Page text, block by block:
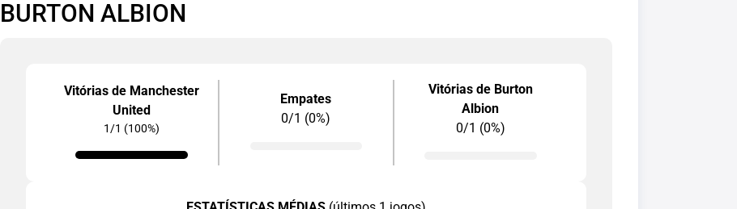
BURTON ALBION
Vitórias de Manchester
United
1/1 (100%)
Empates
0/1 (0%)
Vitórias de Burton
Albion
0/1 (0%)